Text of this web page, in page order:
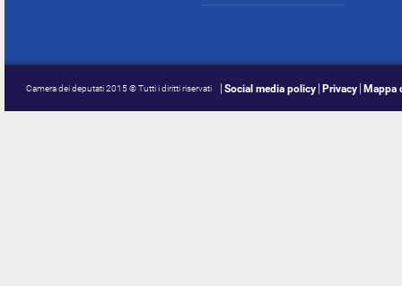
Camera dei deputati 2015 © Tutti i diritti riservati Social media policy Privacy Mappa